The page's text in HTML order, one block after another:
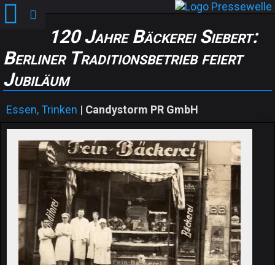
120 Jahre Bäckerei Siebert:
Berliner Traditionsbetrieb feiert
Jubiläum
Essen, Trinken | Candystorm PR GmbH